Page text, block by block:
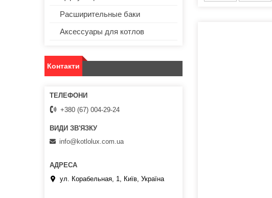
Расширительные баки
Аксессуары для котлов
Контакти
+380 (67) 004-29-24
info@kotlolux.com.ua
ул. Корабельная, 1, Київ, Україна